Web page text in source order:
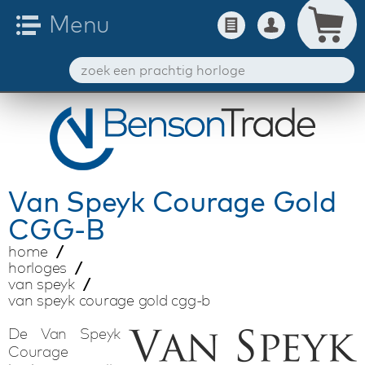
Van SpeykCourage Gold
CGG-B
home
horloges
van speyk
van speyk courage gold cgg-b
De Van Speyk
Courage